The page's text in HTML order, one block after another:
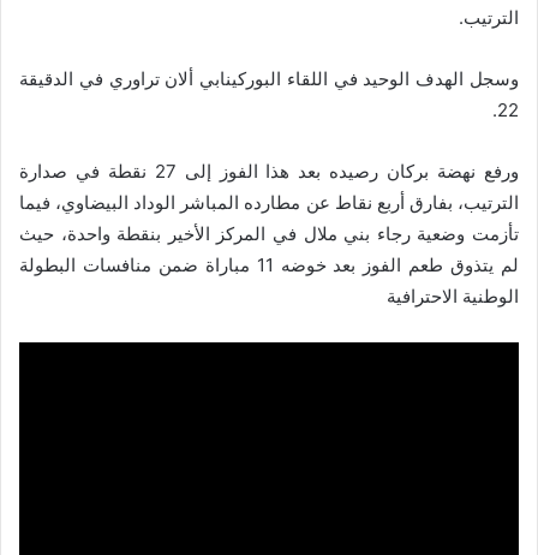
الترتيب.
وسجل الهدف الوحيد في اللقاء البوركينابي ألان تراوري في الدقيقة
22.
ورفع نهضة بركان رصيده بعد هذا الفوز إلى 27 نقطة في صدارة
الترتيب، بفارق أربع نقاط عن مطارده المباشر الوداد البيضاوي، فيما
تأزمت وضعية رجاء بني ملال في المركز الأخير بنقطة واحدة، حيث
لم يتذوق طعم الفوز بعد خوضه 11 مباراة ضمن منافسات البطولة
الوطنية الاحترافية